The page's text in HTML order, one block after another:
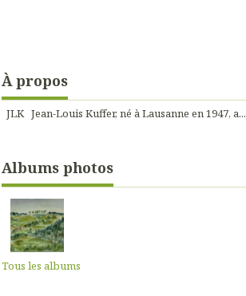
À propos
JLK Jean-Louis Kuffer, né à Lausanne en 1947, a...
Albums photos
Tous les albums